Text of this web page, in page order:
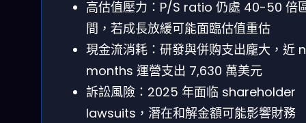
高估值壓力：P/S ratio 仍處 40-50 倍
間，若成長放緩可能面臨估值重估
現金流消耗：研發與併购支出龐大，近
months 運營支出 7,630 萬美元
訴訟風險：2025 年面临 shareholder
lawsuits，潛在和解金額可能影響財務